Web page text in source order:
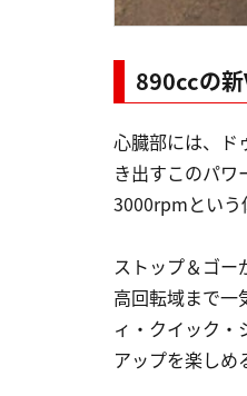
890ccの
心臓部には、ド
き出すこのパワ
3000rpmという
ストップ＆ゴー
高回転域まで一
ィ・クイック・
アップを楽しめ